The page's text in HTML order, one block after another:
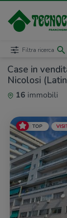
Case in
Nicolosi
16 immobili
Filtra ricerca
TOP